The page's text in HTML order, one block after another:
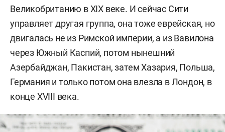
Великобританию в XIX веке. И сейчас Сити
управляет другая группа, она тоже еврейская, но
двигалась не из Римской империи, а из Вавилона
через Южный Каспий, потом нынешний
Азербайджан, Пакистан, затем Хазария, Польша,
Германия и только потом она влезла в Лондон, в
конце XVIII века.